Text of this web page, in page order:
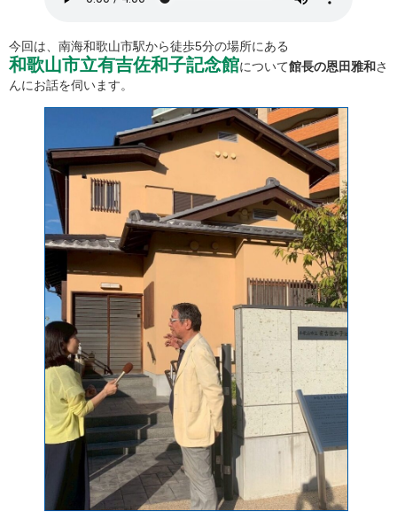
今回は、南海和歌山市駅から徒歩5分の場所にある
和歌山市立有吉佐和子記念館について館長の恩田雅和さ
んにお話を伺います。